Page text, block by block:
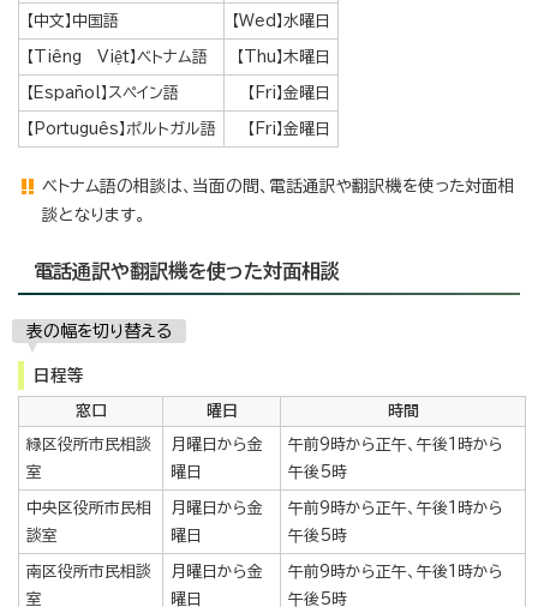
【中文】中国語 【Wed】水曜日
【Tiêng Việt】ベトナム語 【Thu】木曜日
【Español】スペイン語 【Fri】金曜日
【Português】ポルトガル語 【Fri】金曜日
ベトナム語の相談は、当面の間、電話通訳や翻訳機を使った対面相
談となります。
電話通訳や翻訳機を使った対面相談
表の幅を切り替える
日程等
窓口 曜日 時間
緑区役所市民相談
室
月曜日から金
曜日
午前9時から正午、午後1時から
午後5時
中央区役所市民相
談室
月曜日から金
曜日
午前9時から正午、午後1時から
午後5時
南区役所市民相談
室
月曜日から金
曜日
午前9時から正午、午後1時から
午後5時